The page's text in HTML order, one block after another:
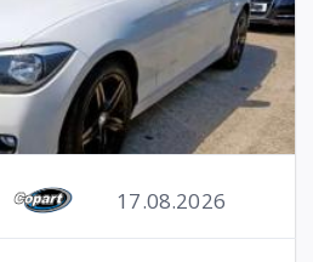
17.08.2026